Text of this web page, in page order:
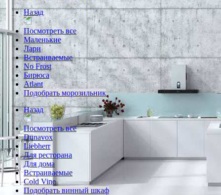
Назад
Посмотреть все
Маленькие
Лари
Встраиваемые
No Frost
Бирюса
Atlant
Подобрать морозильник
Назад
Посмотреть все
Dunavox
Liebherr
Для ресторана
Для дома
Встраиваемые
Cold Vine
Подобрать винный шкаф